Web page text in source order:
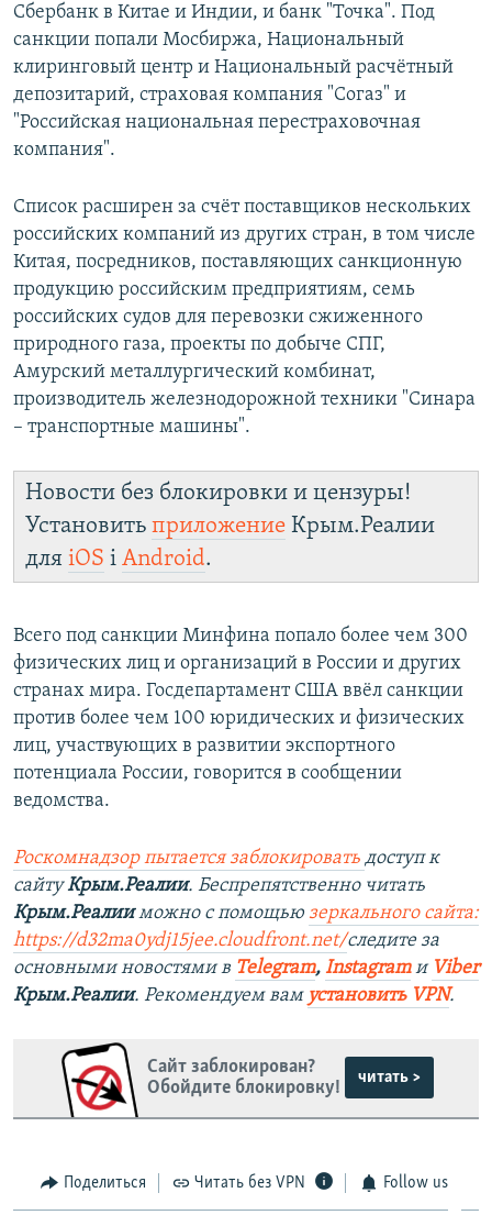
Сбербанк в Китае и Индии, и банк "Точка". Под
санкции попали Мосбиржа, Национальный
клиринговый центр и Национальный расчётный
депозитарий, страховая компания "Согаз" и
"Российская национальная перестраховочная
компания".
Список расширен за счёт поставщиков нескольких
российских компаний из других стран, в том числе
Китая, посредников, поставляющих санкционную
продукцию российским предприятиям, семь
российских судов для перевозки сжиженного
природного газа, проекты по добыче СПГ,
Амурский металлургический комбинат,
производитель железнодорожной техники "Синара
– транспортные машины".
Новости без блокировки и цензуры!
Установить приложение Крым.Реалии
для iOS і Android.
Всего под санкции Минфина попало более чем 300
физических лиц и организаций в России и других
странах мира. Госдепартамент США ввёл санкции
против более чем 100 юридических и физических
лиц, участвующих в развитии экспортного
потенциала России, говорится в сообщении
ведомства.
Роскомнадзор пытается заблокировать доступ к
сайтуКрым.Реалии. Беспрепятственно читать
Крым.Реалииможно с помощью зеркального сайта:
https://d32ma0ydj15jee.cloudfront.net/следите за
основными новостями в Telegram, Instagramи Viber
Крым.Реалии. Рекомендуем вам установить VPN.
Сайт заблокирован?
Обойдите блокировку!
читать >
Поделиться Читать без VPN Follow us